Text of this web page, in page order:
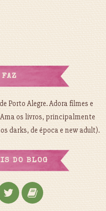
Porto Alegre. Adora filmes e
os livros, principalmente
darks, de época e new adult).
DO BLOG